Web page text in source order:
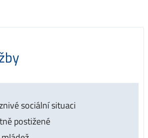
sociální situaci
postižené